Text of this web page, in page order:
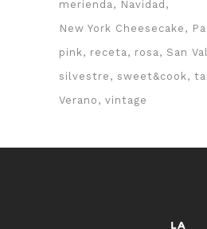
merienda
Navidad
New York Cheesecake
pink
receta rosa
San
silvestre
sweet&cook
Verano
vintage